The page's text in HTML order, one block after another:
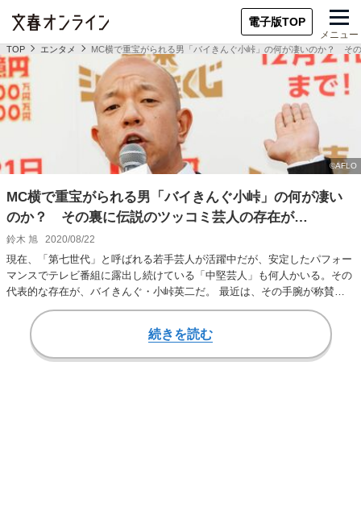
電子版TOP
メニュー
TOP エンタメ MC横で重宝がられる男「バイきんぐ小峠」の何が凄いのか？ そ
MC横で重宝がられる男「バイきんぐ小峠」の何が凄い
のか？ その裏に伝説のツッコミ芸人の存在が…
鈴木 旭 2020/08/22
現在、「第七世代」と呼ばれる若手芸人が活躍中だが、安定したパフォー
マンスでテレビ番組に露出し続けている「中堅芸人」も何人かいる。その
代表的な存在が、バイきんぐ・小峠英二だ。 最近は、その手腕が称賛さ
れることも少なく…
続きを読む